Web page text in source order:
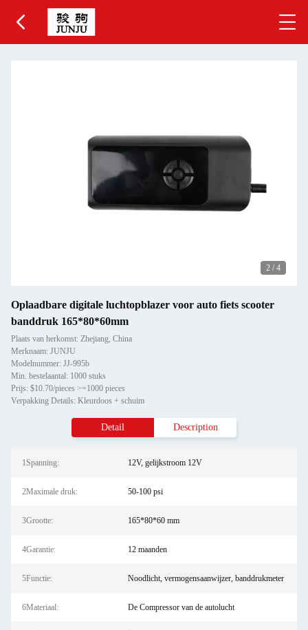
2 / 4
Oplaadbare digitale luchtopblazer voor auto fiets scooter
banddruk 165*80*60mm
Plaats van herkomst: Zhejiang, China
Merknaam: JUNJU
Modelnummer: JJ-995b
Min. bestelaantal: 1000 stuks
Prijs: $10.70/pieces >=1000 pieces
Verpakking Details: Kleurdoos + schuim
Detail Description
1Spanning: 12V, gelijkstroom 12V
2Maximale druk: 50-100 psi
3Grootte: 165*80*60 mm
4Garantie: 12 maanden
5Functie: Noodlicht, vermogensaanwijzer, banddrukmeter
6Materiaal: De Compressor van de autolucht